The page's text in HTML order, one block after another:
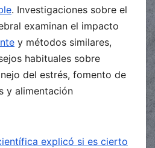
. Investigaciones sobre el
examinan el impacto
y métodos similares,
habituales sobre
del estrés, fomento de
y alimentación
explicó si es cierto